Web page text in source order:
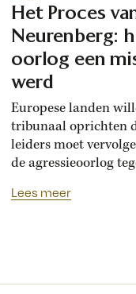
Het Proces
Neurenberg:
oorlog een
werd
Europese landen
tribunaal oprichten
leiders moet
de agressieoorlog
Neurenberg voor het
Lees meer